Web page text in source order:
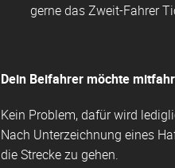
gerne das Zweit-Fahrer
Dein Beifahrer möchte
Kein Problem, dafür wird
Nach Unterzeichnung eines
die Strecke zu gehen.